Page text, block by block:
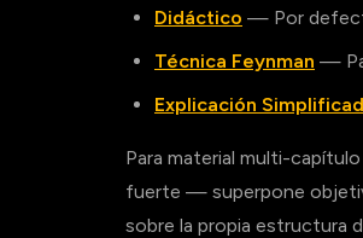
Didáctico — Por
Técnica Feynman —
Explicación
Para material multi-
fuerte — superpone
sobre la propia estructura